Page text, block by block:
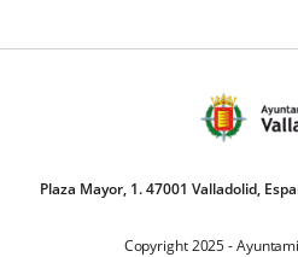
Plaza Mayor, 1. 47001 Valladolid,
Copyright 2025 -